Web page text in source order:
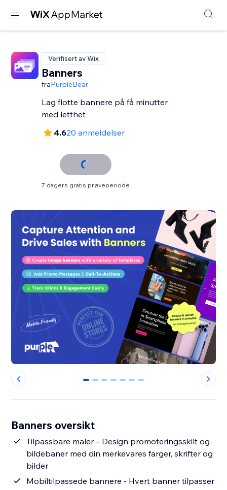
Verifisert av Wix
Banners
fraPurpleBear
Lag flotte bannere på få minutter
med letthet
4.620 anmeldelser
7 dagers gratis prøveperiode
0 1 2 3 4 5 6
Banners oversikt
Tilpassbare maler – Design promoteringsskilt og
bildebaner med din merkevares farger, skrifter og
bilder
Mobiltilpassede bannere - Hvert banner tilpasser